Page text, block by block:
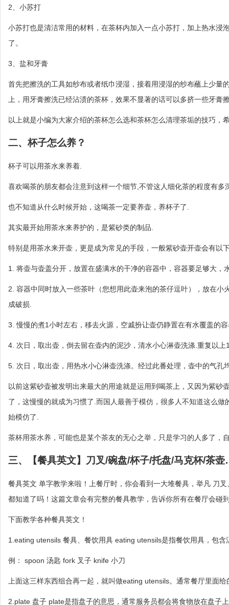
2、小苏打
小苏打也是清洁常用的材料，在茶杯内加入一点小苏打，加上热水
了。
3、盐和牙膏
首先把擦洗的工具如纱布或者纸巾浸湿，接着用浸湿的纱布蘸上少
上，用牙膏擦洗已经沾渍的茶杯，效果不显著的话可以多挤一些牙
以上就是小编为大家介绍的茶杯怎么选和茶杯怎么清理茶垢的技巧，
二、杯子怎么养？
杯子可以用茶水来养着.
喜欢喝茶的朋友都会注意到这样一个细节,不管这人细化茶的程度有
也不知道从什么时候开始，这喝茶一定要养壶，养杯子了.
其实最开始用茶水来养护的，是紫砂类的制品.
特别是用茶水来开壶，更是成为常见的手段，一般紫砂壶开壶会有以
1. 将壶与壶盖分开，放置在盛满水的干净的容器中，容器要足够大，
2. 容器中同时放入一些茶叶（您想用此壶来泡的茶仔逗叶），放在
成破损.
3. 慢慢的煮1小时左右，移去火源，空戚扮让壶仍静置在有水覆盖的
4. 次日，取出壶，倒去留在壶内的泥沙，清水小心淋壶洗涤.重复以上
5. 次日，取出壶，用热水小心淋壶洗涤。经过此番处理，壶中的气孔
以前这紫砂壶被发明出来最大的用途就是运用到喝茶上，又因为紫
了，这慢慢的就成为习惯了.而国人最善于模仿，很多人不知道这么
始模仿了.
茶杯用茶水养，可能也是某个茶友的无心之举，只是学习的人多了，
三、【餐具英文】刀叉/碗盘/杯子/托盘/马克杯/茶
餐具英文 单字教学来啦！上餐厅时，你会看到一大堆餐具，举凡 刀
都知道了吗！这篇文章会有完整的餐具教学，告诉你所有在餐厅会碰
下面教学各种餐具英文！
1.eating utensils 餐具、餐饮用具 eating utensils是指餐饮用具，包含
例： spoon 汤匙 fork 叉子 knife 小刀
上面这三样东西组合再一起，就叫做eating utensils。通常餐厅里面
2.plate 盘子 plate是指盘子的意思，通常服务员都会将食物放在盘子